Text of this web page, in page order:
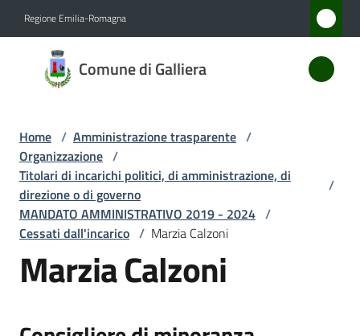
Regione Emilia-Romagna
Comune di Galliera
Comune
di
Amministrazione
Menu selezionato
Novità
Servizi
Galliera
Home / Amministrazione trasparente /
Organizzazione /
Titolari di incarichi politici, di amministrazione, di
direzione o di governo
/
MANDATO AMMINISTRATIVO 2019 - 2024 /
Cessati dall'incarico / Marzia Calzoni
Marzia Calzoni